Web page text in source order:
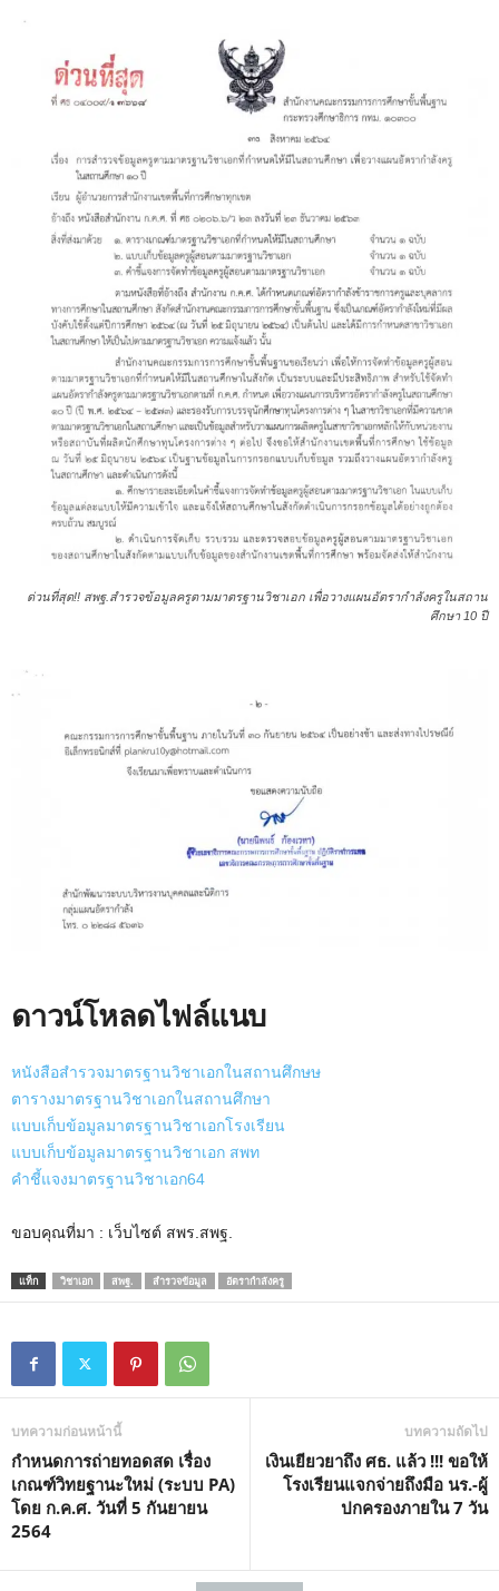
ด่วนที่สุด!! สพฐ.สำรวจข้อมูลครูตามมาตรฐานวิชาเอก เพื่อวางแผนอัตรากำลังครูในสถาน
ศึกษา 10 ปี
ดาวน์โหลดไฟล์แนบ
หนังสือสำรวจมาตรฐานวิชาเอกในสถานศึกษษ
ตารางมาตรฐานวิชาเอกในสถานศึกษา
แบบเก็บข้อมูลมาตรฐานวิชาเอกโรงเรียน
แบบเก็บข้อมูลมาตรฐานวิชาเอก สพท
คำชี้แจงมาตรฐานวิชาเอก64
ขอบคุณที่มา : เว็บไซต์ สพร.สพฐ.
แท็ก วิชาเอก สพฐ. สำรวจข้อมูล อัตรากำลังครู
บทความก่อนหน้านี้
กำหนดการถ่ายทอดสด เรื่อง
เกณฑ์วิทยฐานะใหม่ (ระบบ PA)
โดย ก.ค.ศ. วันที่ 5 กันยายน
2564
บทความถัดไป
เงินเยียวยาถึง ศธ. แล้ว !!! ขอให้
โรงเรียนแจกจ่ายถึงมือ นร.-ผู้
ปกครองภายใน 7 วัน